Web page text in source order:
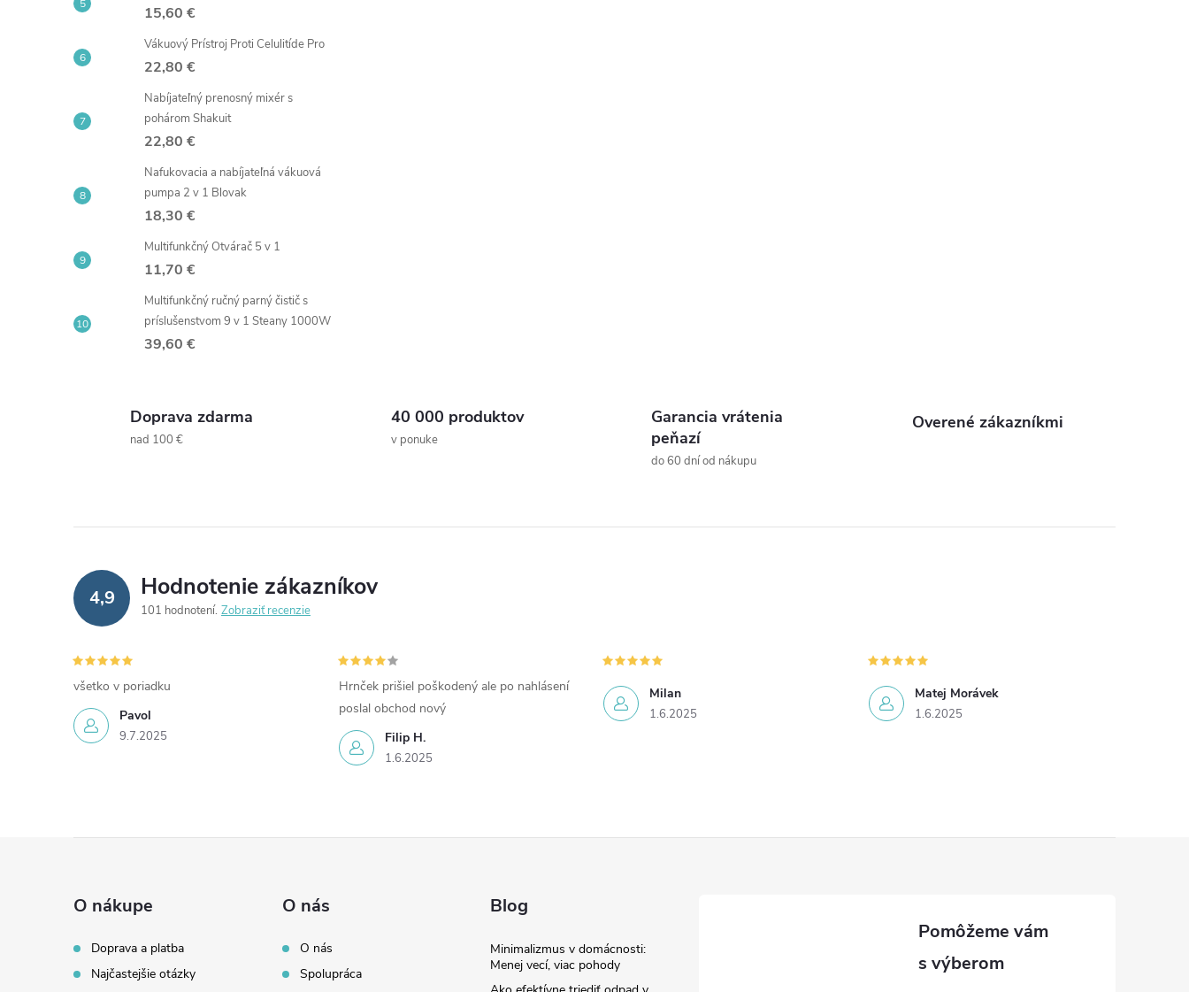
15,60 €
Vákuový Prístroj Proti Celulitíde Pro
22,80 €
Nabíjateľný prenosný mixér s
pohárom Shakuit
22,80 €
Nafukovacia a nabíjateľná vákuová
pumpa 2 v 1 Blovak
18,30 €
Multifunkčný Otvárač 5 v 1
11,70 €
Multifunkčný ručný parný čistič s
príslušenstvom 9 v 1 Steany 1000W
39,60 €
Doprava zdarma
nad 100 €
40 000 produktov
v ponuke
Garancia vrátenia
peňazí
do 60 dní od nákupu
Overené zákazníkmi
4,9 Hodnotenie zákazníkov
101 hodnotení Zobraziť recenzie
Pavol
9.7.2025
všetko v poriadku
Filip H.
1.6.2025
Hrnček prišiel poškodený ale po nahlásení
poslal obchod nový
Milan
1.6.2025
Matej Morávek
1.6.2025
O nákupe
Doprava a platba
Najčastejšie otázky
O nás
O nás
Spolupráca
Blog
Minimalizmus v domácnosti:
Menej vecí, viac pohody